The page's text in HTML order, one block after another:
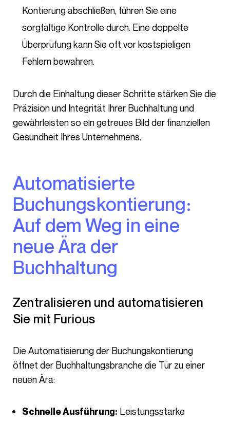
Kontierung abschließen, führen Sie eine
sorgfältige Kontrolle durch. Eine doppelte
Überprüfung kann Sie oft vor kostspieligen
Fehlern bewahren.
Durch die Einhaltung dieser Schritte stärken Sie die
Präzision und Integrität Ihrer Buchhaltung und
gewährleisten so ein getreues Bild der finanziellen
Gesundheit Ihres Unternehmens.
Automatisierte
Buchungskontierung:
Auf dem Weg in eine
neue Ära der
Buchhaltung
Zentralisieren und automatisieren
Sie mit Furious
Die Automatisierung der Buchungskontierung
öffnet der Buchhaltungsbranche die Tür zu einer
neuen Ära:
Schnelle Ausführung: Leistungsstarke